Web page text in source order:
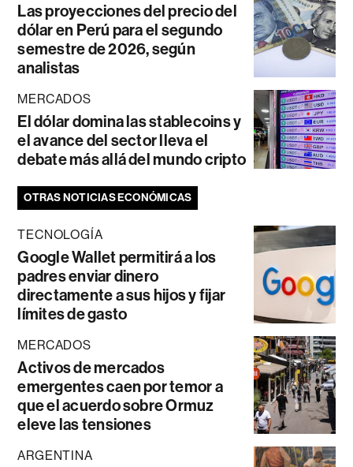
Las proyecciones del precio del
dólar en Perú para el segundo
semestre de 2026, según
analistas
MERCADOS
El dólar domina las stablecoins y
el avance del sector lleva el
debate más allá del mundo cripto
OTRAS NOTICIAS ECONÓMICAS
TECNOLOGÍA
Google Wallet permitirá a los
padres enviar dinero
directamente a sus hijos y fijar
límites de gasto
MERCADOS
Activos de mercados
emergentes caen por temor a
que el acuerdo sobre Ormuz
eleve las tensiones
ARGENTINA